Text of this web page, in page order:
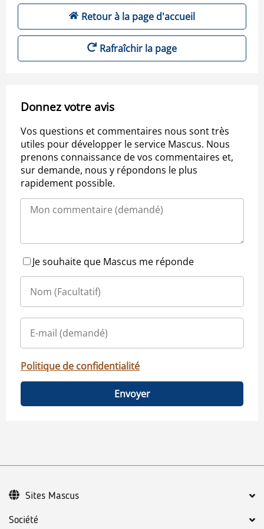
Retour à la page d'accueil
Rafraîchir la page
Donnez votre avis
Vos questions et commentaires nous sont très
utiles pour développer le service Mascus. Nous
prenons connaissance de vos commentaires et,
sur demande, nous y répondons le plus
rapidement possible.
Je souhaite que Mascus me réponde
Politique de confidentialité
Envoyer
Société
Sites Mascus